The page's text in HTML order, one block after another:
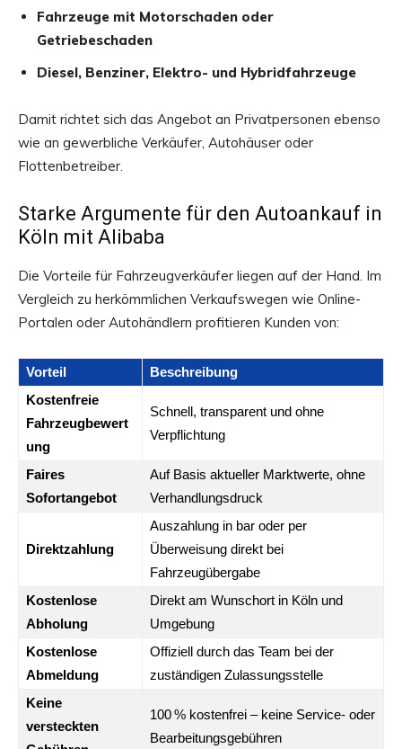
Fahrzeuge mit Motorschaden oder
Getriebeschaden
Diesel, Benziner, Elektro- und Hybridfahrzeuge
Damit richtet sich das Angebot an Privatpersonen ebenso
wie an gewerbliche Verkäufer, Autohäuser oder
Flottenbetreiber.
Starke Argumente für den Autoankauf in
Köln mit Alibaba
Die Vorteile für Fahrzeugverkäufer liegen auf der Hand. Im
Vergleich zu herkömmlichen Verkaufswegen wie Online-
Portalen oder Autohändlern profitieren Kunden von:
Vorteil
Beschreibung
Kostenfreie
Fahrzeugbewert
ung
Schnell, transparent und ohne
Verpflichtung
Faires
Sofortangebot
Auf Basis aktueller Marktwerte, ohne
Verhandlungsdruck
Direktzahlung
Auszahlung in bar oder per
Überweisung direkt bei
Fahrzeugübergabe
Kostenlose
Abholung
Direkt am Wunschort in Köln und
Umgebung
Kostenlose
Abmeldung
Offiziell durch das Team bei der
zuständigen Zulassungsstelle
Keine
versteckten
100 % kostenfrei – keine Service- oder
Bearbeitungsgebühren